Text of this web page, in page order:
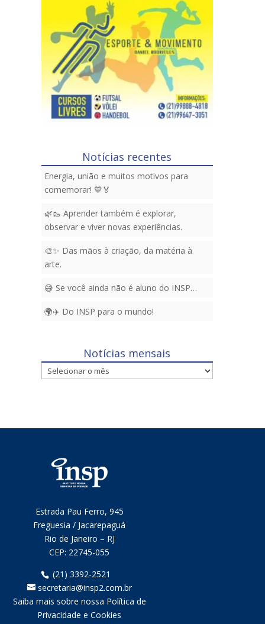
Notícias recentes
Energia, união e muitos motivos para
comemorar! 💙🏅
🌿🥾 Aprender também é explorar,
observar e viver novas experiências.
🎨✨ Das mãos à criação, da matéria à
arte.
😅 Se você ainda não é aluno do INSP…
🌍✈️ Do INSP para o mundo!
Notícias mensais
Notícias
mensais
Estrada Pau Ferro, 945
Freguesia / Jacarepaguá
Rio de Janeiro – RJ
CEP: 22745-055
(21) 3392-2521
secretaria@insp2.com.br
Saiba mais sobre nossa Política de
Privacidade e Cookies